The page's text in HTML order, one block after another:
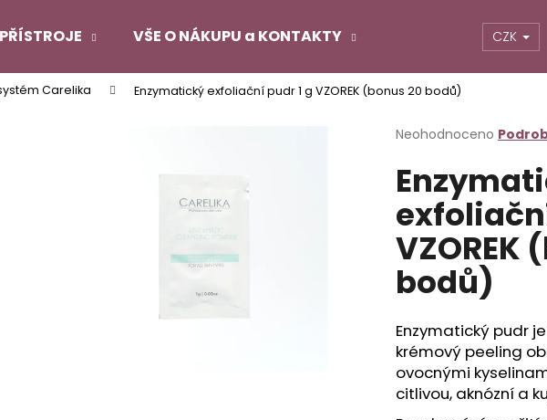
PŘÍSTROJE VŠE O NÁKUPU a KONTAKTY CZK
Carelika Enzymatický exfoliační pudr 1 g VZOREK (bonus 20 bodů)
Průměrné
produktu
je
z
5
hvězdiček.
Neohodnoceno
VZOREK
bodů)
Enzymatický pudr
krémový peeling
ovocnými
citlivou, aknózní a
Co potřebujete najít?
Doporučujeme
STERILNÍ NÁSTAVCE PRO